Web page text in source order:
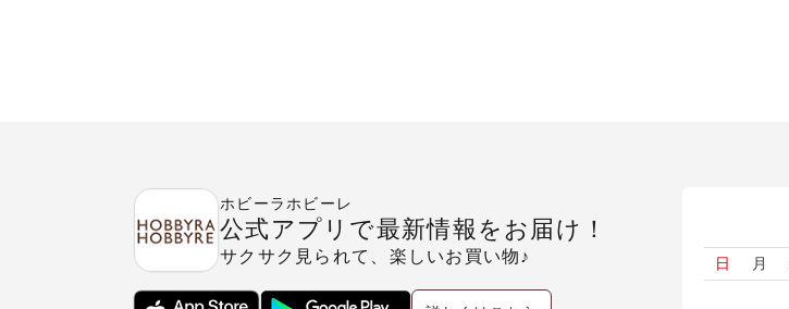
日 月
ホビーラホビーレ
公式アプリで最新情報をお届け！
サクサク見られて、楽しいお買い物♪